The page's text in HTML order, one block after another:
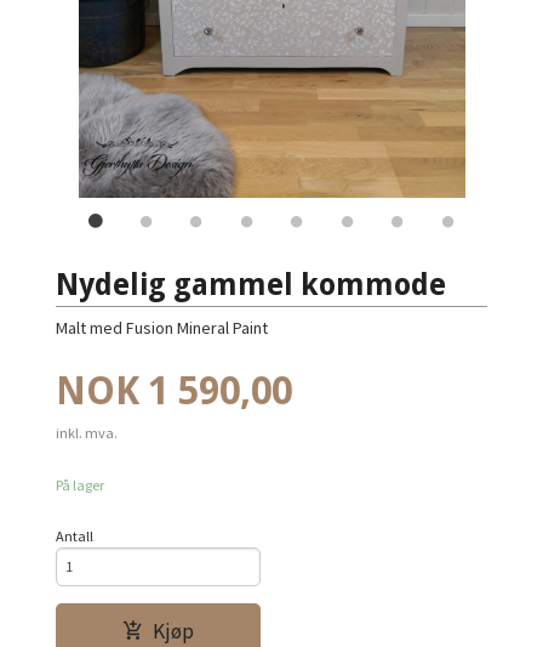
Nydelig gammel kommode
Malt med Fusion Mineral Paint
Pris
NOK 1 590,00
inkl. mva.
På lager
Antall
Kjøp